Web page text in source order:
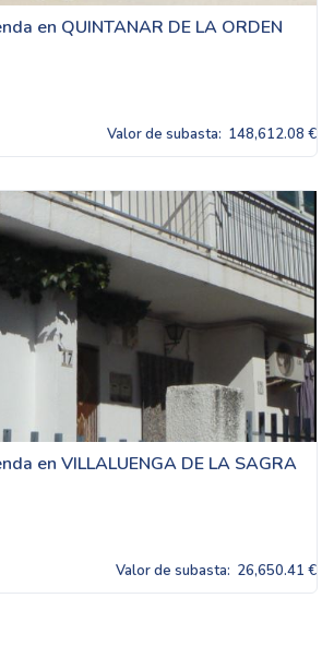
en QUINTANAR DE LA ORDEN
Valor de subasta: 148,612.08 €
en VILLALUENGA DE LA SAGRA
Valor de subasta: 26,650.41 €